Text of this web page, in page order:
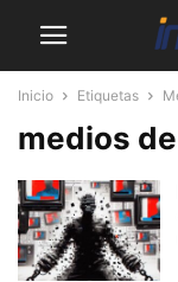
Inicio Etiquetas
medios